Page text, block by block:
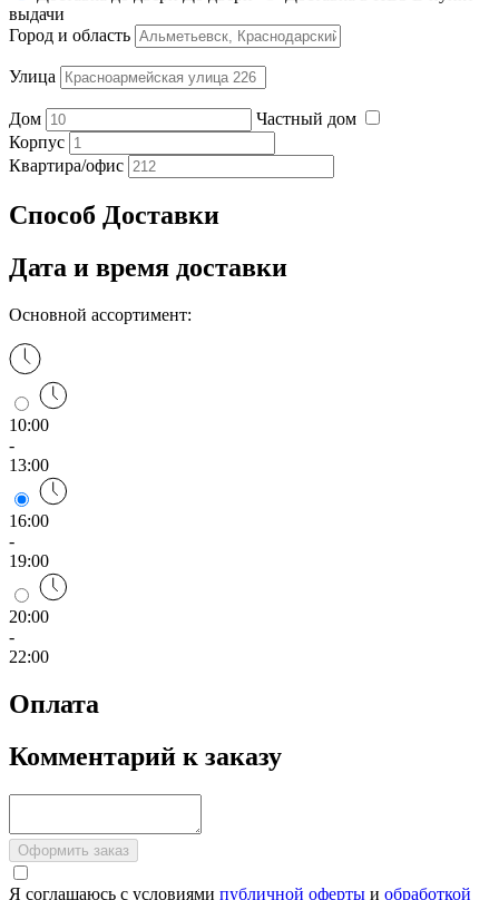
выдачи
Город и область
Улица
Дом
Частный дом
Корпус
Квартира/офис
Способ Доставки
Дата и время доставки
Основной ассортимент:
10:00
-
13:00
16:00
-
19:00
20:00
-
22:00
Оплата
Комментарий к заказу
Оформить заказ
Я соглашаюсь с условиями публичной оферты и обработкой